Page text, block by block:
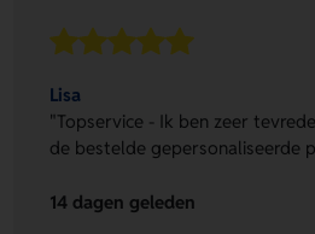
Lisa
"Topservice - Ik ben zeer
de bestelde gepersonaliseerde
14 dagen geleden